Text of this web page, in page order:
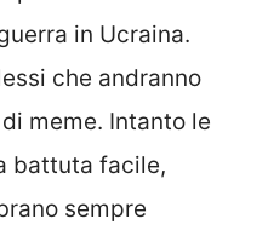
in Ucraina.
che andranno
meme. Intanto le
battuta facile,
sempre